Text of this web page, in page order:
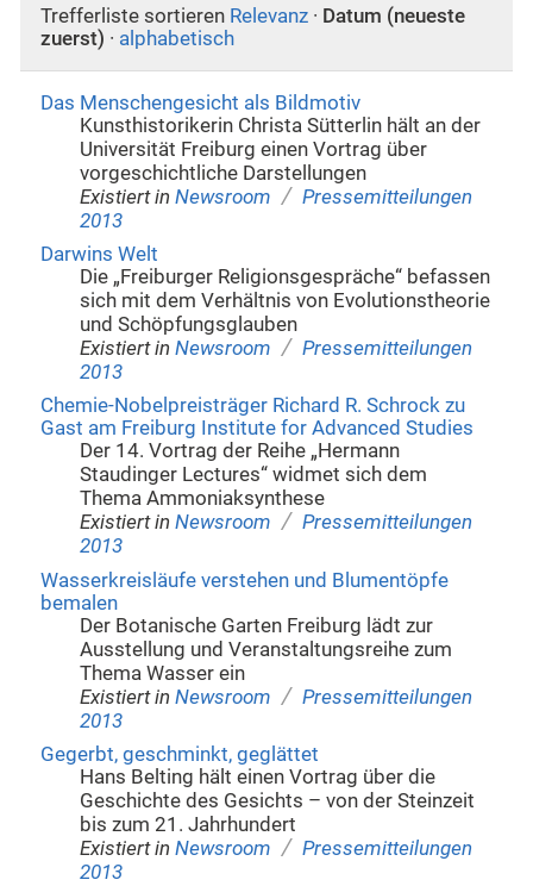
Trefferliste sortieren Relevanz · Datum (neueste
zuerst) · alphabetisch
Das Menschengesicht als Bildmotiv
Kunsthistorikerin Christa Sütterlin hält an der
Universität Freiburg einen Vortrag über
vorgeschichtliche Darstellungen
Existiert in Newsroom / Pressemitteilungen
2013
Darwins Welt
Die „Freiburger Religionsgespräche“ befassen
sich mit dem Verhältnis von Evolutionstheorie
und Schöpfungsglauben
Existiert in Newsroom / Pressemitteilungen
2013
Chemie-Nobelpreisträger Richard R. Schrock zu
Gast am Freiburg Institute for Advanced Studies
Der 14. Vortrag der Reihe „Hermann
Staudinger Lectures“ widmet sich dem
Thema Ammoniaksynthese
Existiert in Newsroom / Pressemitteilungen
2013
Wasserkreisläufe verstehen und Blumentöpfe
bemalen
Der Botanische Garten Freiburg lädt zur
Ausstellung und Veranstaltungsreihe zum
Thema Wasser ein
Existiert in Newsroom / Pressemitteilungen
2013
Gegerbt, geschminkt, geglättet
Hans Belting hält einen Vortrag über die
Geschichte des Gesichts – von der Steinzeit
bis zum 21. Jahrhundert
Existiert in Newsroom / Pressemitteilungen
2013